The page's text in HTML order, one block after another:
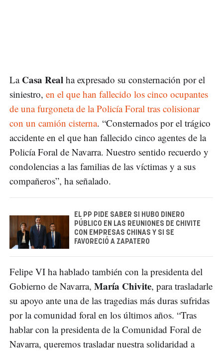
La Casa Real ha expresado su consternación por el
siniestro, en el que han fallecido los cinco ocupantes
de una furgoneta de la Policía Foral tras colisionar
con un camión cisterna. “Consternados por el trágico
accidente en el que han fallecido cinco agentes de la
Policía Foral de Navarra. Nuestro sentido recuerdo y
condolencias a las familias de las víctimas y a sus
compañeros”, ha señalado.
EL PP PIDE SABER SI HUBO DINERO
PÚBLICO EN LAS REUNIONES DE CHIVITE
CON EMPRESAS CHINAS Y SI SE
FAVORECIÓ A ZAPATERO
Felipe VI ha hablado también con la presidenta del
Gobierno de Navarra, María Chivite, para trasladarle
su apoyo ante una de las tragedias más duras sufridas
por la comunidad foral en los últimos años. “Tras
hablar con la presidenta de la Comunidad Foral de
Navarra, queremos trasladar nuestra solidaridad a